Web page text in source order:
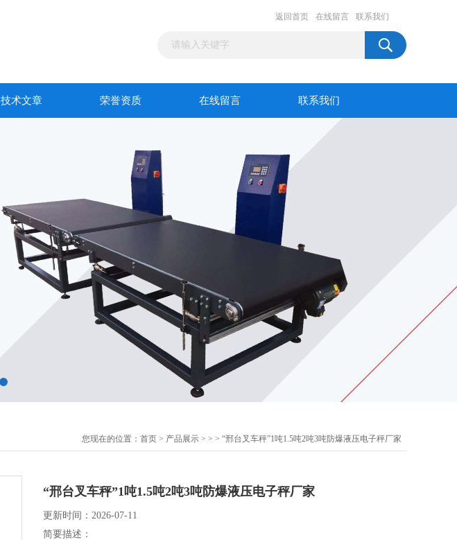
返回首页 在线留言 联系我们
技术文章 荣誉资质 在线留言 联系我们
您现在的位置： 首页 > 产品展示 > > > “邢台叉车秤”1吨1.5吨2吨3吨防爆液压电子秤厂家
“邢台叉车秤”1吨1.5吨2吨3吨防爆液压电子秤厂家
更新时间：2026-07-11
简要描述：